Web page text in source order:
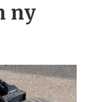
ny